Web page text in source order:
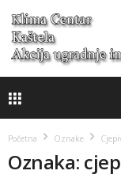
Početna Oznake
Oznaka: